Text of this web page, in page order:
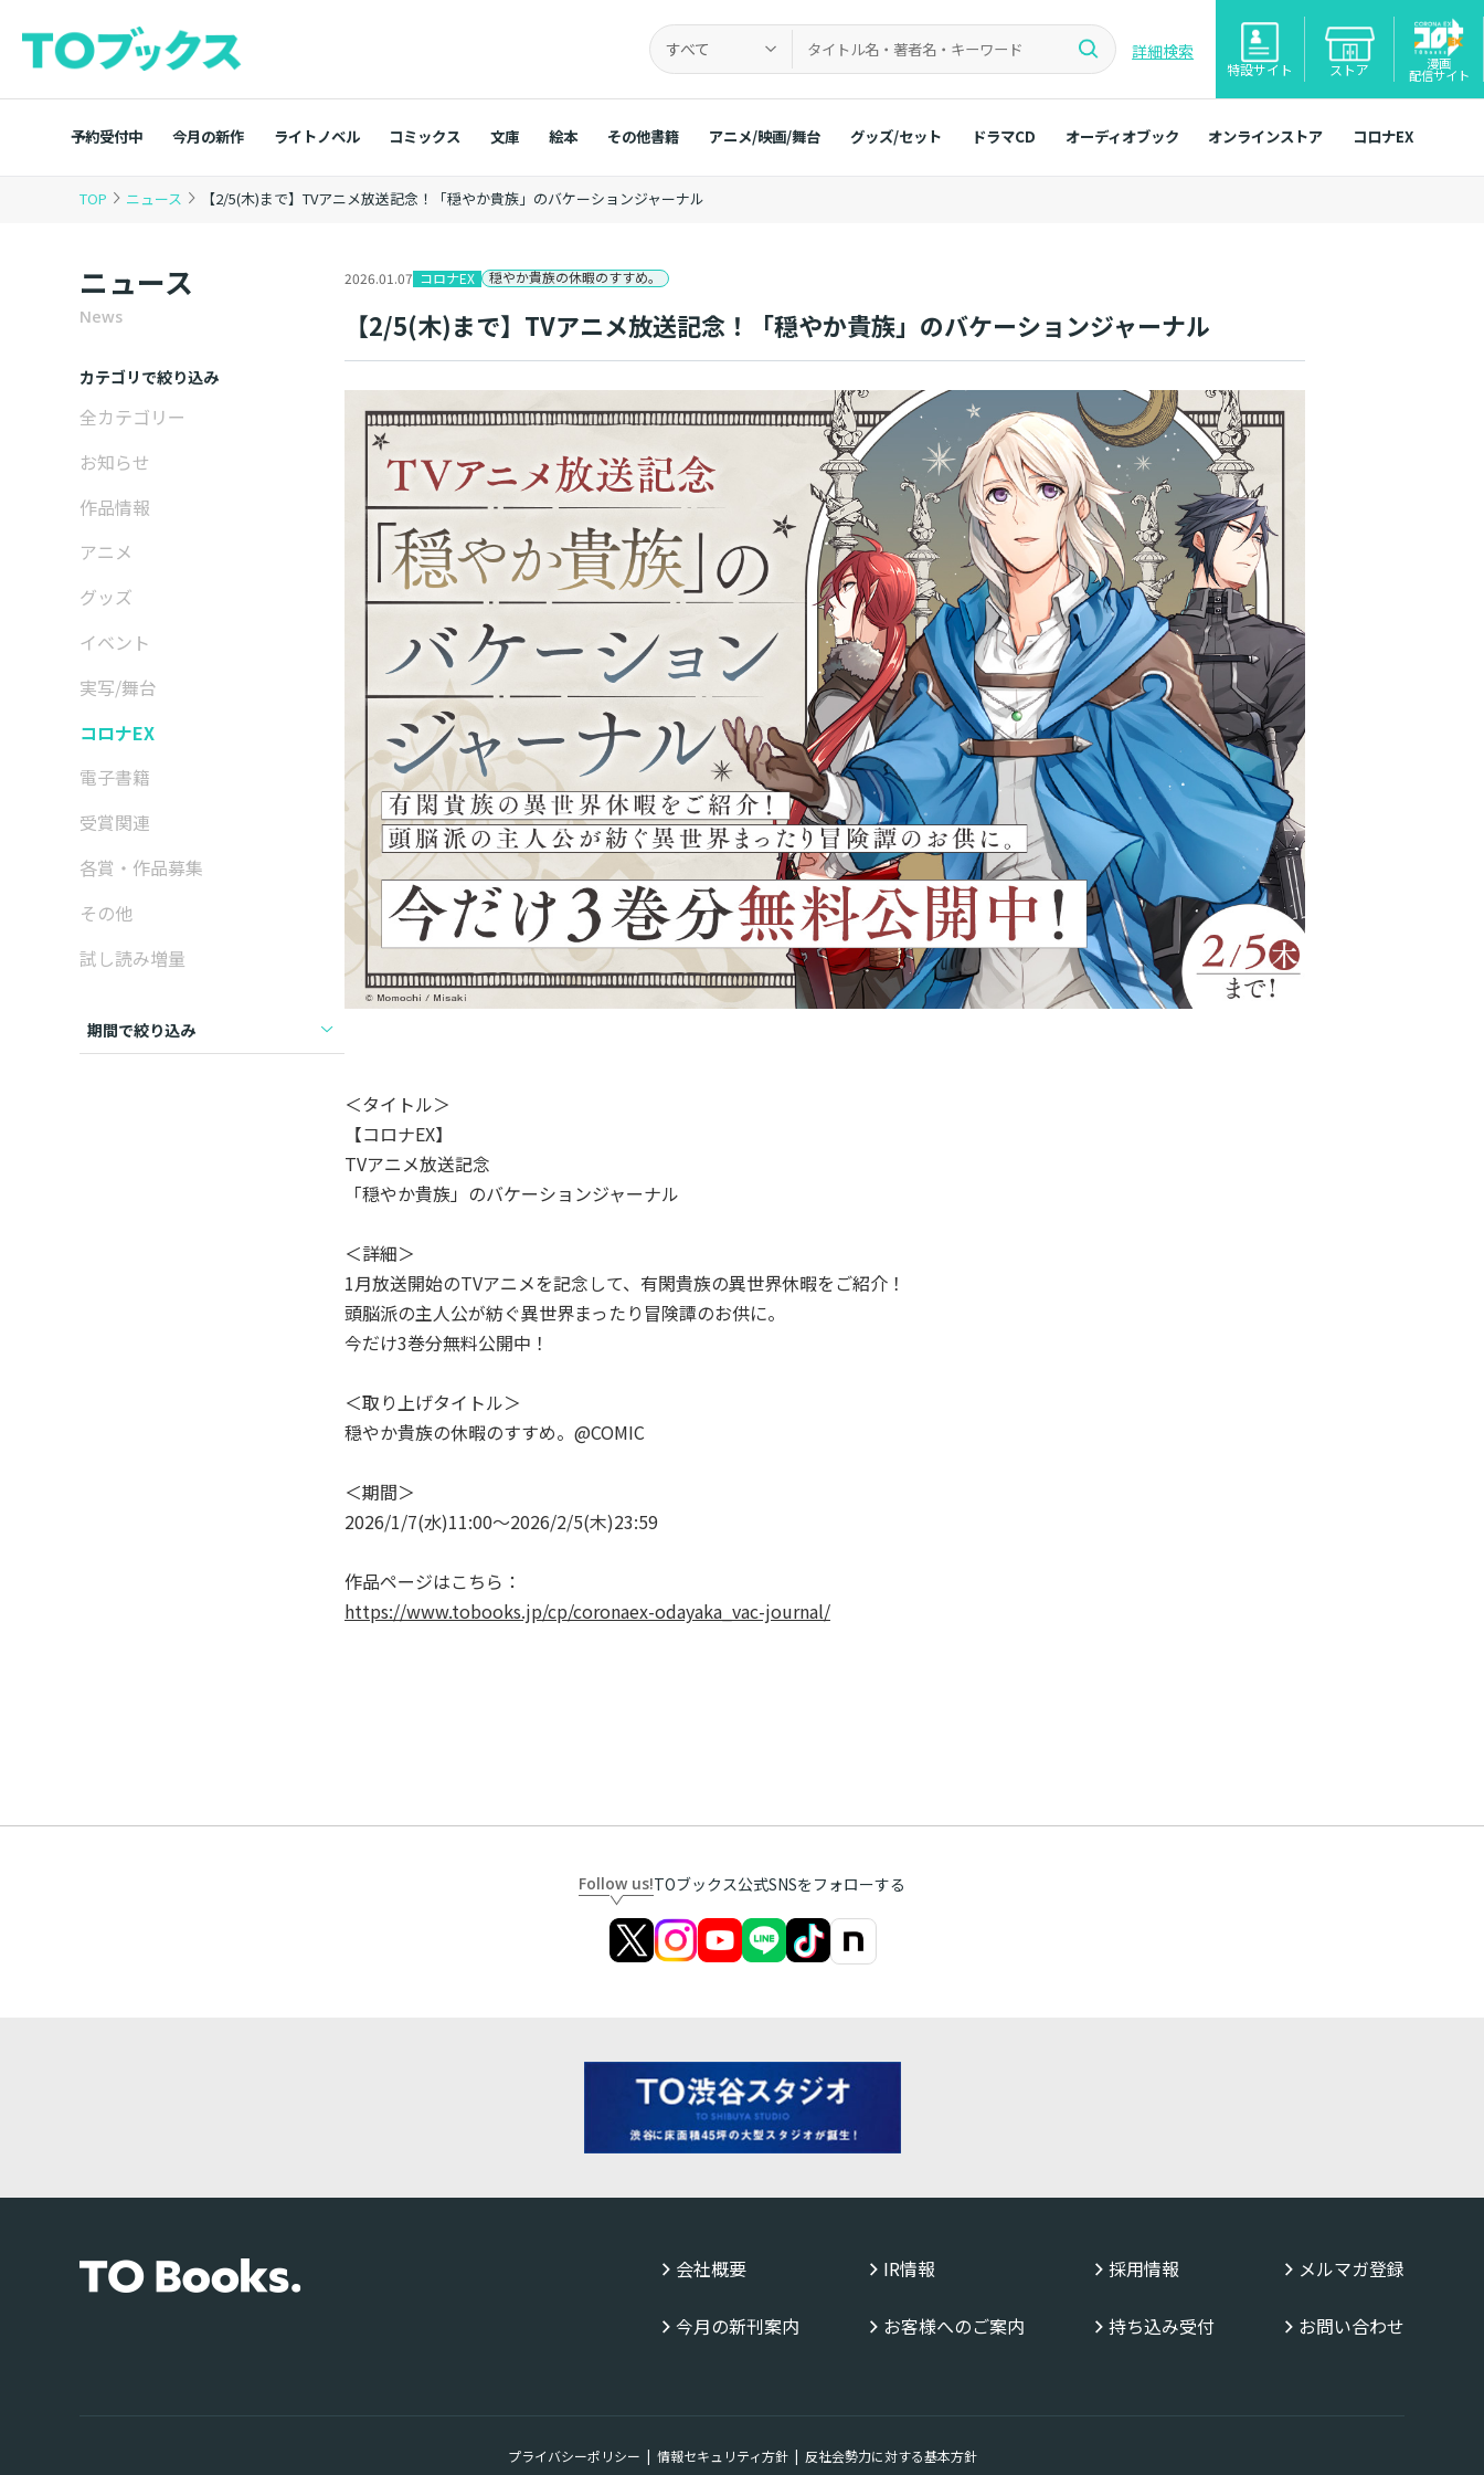
すべて 詳細検索
特設サイト ストア 漫画
配信サイト
予約受付中 今月の新作 ライトノベル コミックス 文庫 絵本 その他書籍 アニメ/映画/舞台 グッズ/セット ドラマCD オーディオブック オンラインストア コロナEX
TOP ニュース 【2/5(木)まで】TVアニメ放送記念！「穏やか貴族」のバケーションジャーナル
ニュース
News
カテゴリで絞り込み
全カテゴリー
お知らせ
作品情報
アニメ
グッズ
イベント
実写/舞台
コロナEX
電子書籍
受賞関連
各賞・作品募集
その他
試し読み増量
期間で絞り込み
2026.01.07 コロナEX 穏やか貴族の休暇のすすめ。
【2/5(木)まで】TVアニメ放送記念！「穏やか貴族」のバケーションジャーナル
＜タイトル＞
【コロナEX】
TVアニメ放送記念
「穏やか貴族」のバケーションジャーナル
＜詳細＞
1月放送開始のTVアニメを記念して、有閑貴族の異世界休暇をご紹介！
頭脳派の主人公が紡ぐ異世界まったり冒険譚のお供に。
今だけ3巻分無料公開中！
＜取り上げタイトル＞
穏やか貴族の休暇のすすめ。@COMIC
＜期間＞
2026/1/7(水)11:00～2026/2/5(木)23:59
作品ページはこちら：
https://www.tobooks.jp/cp/coronaex-odayaka_vac-journal/
Follow us!TOブックス公式SNSをフォローする
会社概要 IR情報 採用情報 メルマガ登録
今月の新刊案内 お客様へのご案内 持ち込み受付 お問い合わせ
プライバシーポリシー 情報セキュリティ方針 反社会勢力に対する基本方針